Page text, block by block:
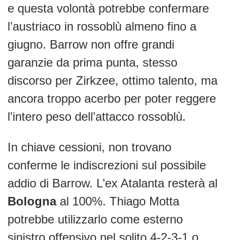
e questa volontà potrebbe confermare
l’austriaco in rossoblù almeno fino a
giugno. Barrow non offre grandi
garanzie da prima punta, stesso
discorso per Zirkzee, ottimo talento, ma
ancora troppo acerbo per poter reggere
l’intero peso dell’attacco rossoblù.
In chiave cessioni, non trovano
conferme le indiscrezioni sul possibile
addio di Barrow. L’ex Atalanta resterà al
Bolognaal 100%. Thiago Motta
potrebbe utilizzarlo come esterno